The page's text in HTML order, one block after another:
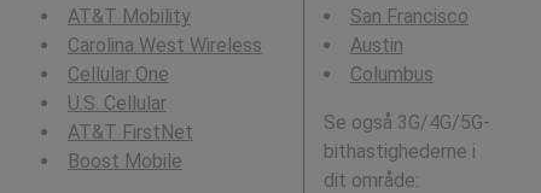
AT&T Mobility
Carolina West Wireless
Cellular One
U.S. Cellular
AT&T FirstNet
Boost Mobile
San Francisco
Austin
Columbus
Se også 3G/4G/5G-
bithastighederne i
dit område: